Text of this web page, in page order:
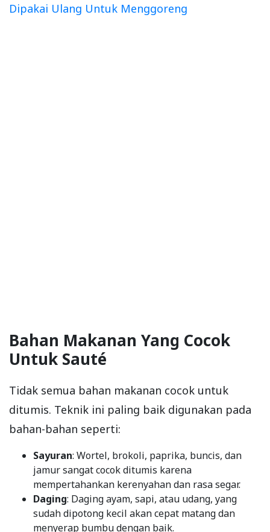
Dipakai Ulang Untuk Menggoreng
Bahan Makanan Yang Cocok
Untuk Sauté
Tidak semua bahan makanan cocok untuk
ditumis. Teknik ini paling baik digunakan pada
bahan-bahan seperti:
Sayuran: Wortel, brokoli, paprika, buncis, dan
jamur sangat cocok ditumis karena
mempertahankan kerenyahan dan rasa segar.
Daging: Daging ayam, sapi, atau udang, yang
sudah dipotong kecil akan cepat matang dan
menyerap bumbu dengan baik.